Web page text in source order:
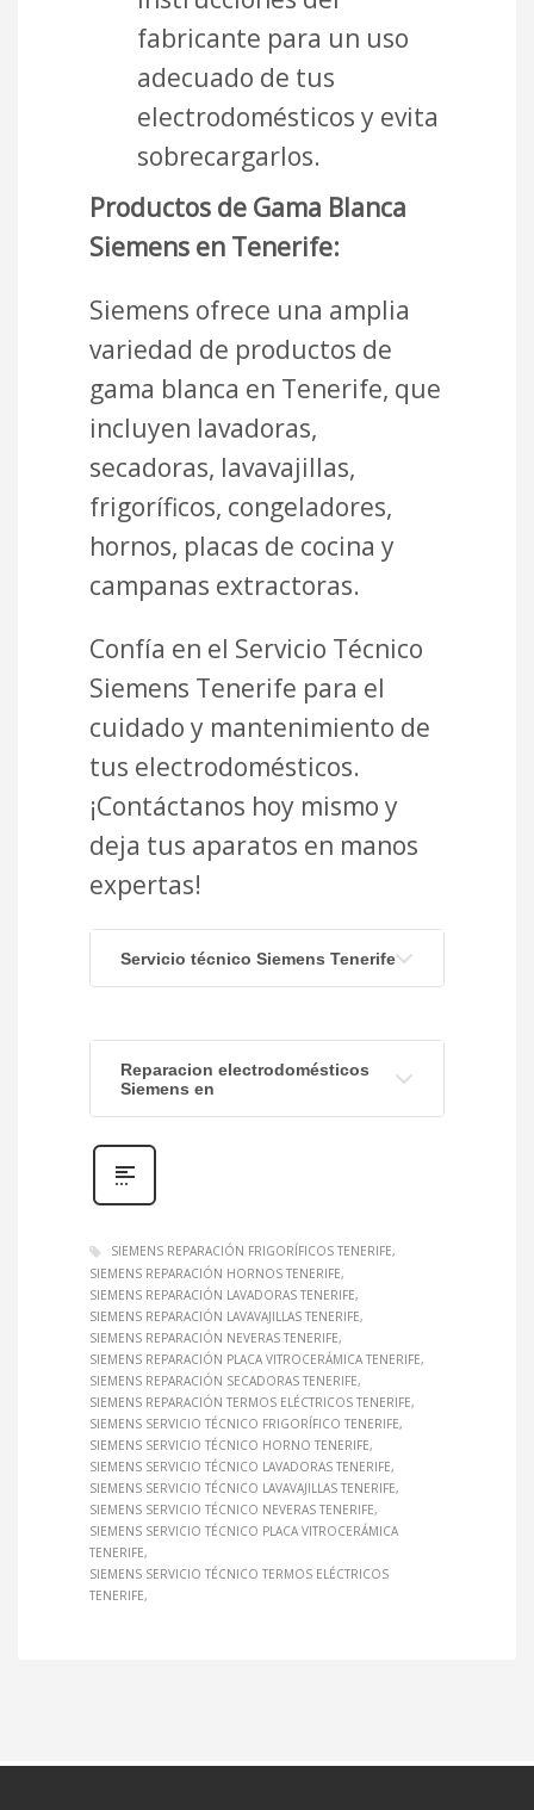
fabricante para un uso
adecuado de tus
electrodomésticos y evita
sobrecargarlos.
Productos de Gama Blanca
Siemens en Tenerife:
Siemens ofrece una amplia
variedad de productos de
gama blanca en Tenerife, que
incluyen lavadoras,
secadoras, lavavajillas,
frigoríficos, congeladores,
hornos, placas de cocina y
campanas extractoras.
Confía en el Servicio Técnico
Siemens Tenerife para el
cuidado y mantenimiento de
tus electrodomésticos.
¡Contáctanos hoy mismo y
deja tus aparatos en manos
expertas!
Servicio técnico Siemens Tenerife
Reparacion electrodomésticos
Siemens en
SIEMENS REPARACIÓN FRIGORÍFICOS TENERIFE
SIEMENS REPARACIÓN HORNOS TENERIFE
SIEMENS REPARACIÓN LAVADORAS TENERIFE
SIEMENS REPARACIÓN LAVAVAJILLAS TENERIFE
SIEMENS REPARACIÓN NEVERAS TENERIFE
SIEMENS REPARACIÓN PLACA VITROCERÁMICA TENERIFE
SIEMENS REPARACIÓN SECADORAS TENERIFE
SIEMENS REPARACIÓN TERMOS ELÉCTRICOS TENERIFE
SIEMENS SERVICIO TÉCNICO FRIGORÍFICO TENERIFE
SIEMENS SERVICIO TÉCNICO HORNO TENERIFE
SIEMENS SERVICIO TÉCNICO LAVADORAS TENERIFE
SIEMENS SERVICIO TÉCNICO LAVAVAJILLAS TENERIFE
SIEMENS SERVICIO TÉCNICO NEVERAS TENERIFE
SIEMENS SERVICIO TÉCNICO PLACA VITROCERÁMICA
TENERIFE
SIEMENS SERVICIO TÉCNICO TERMOS ELÉCTRICOS
TENERIFE